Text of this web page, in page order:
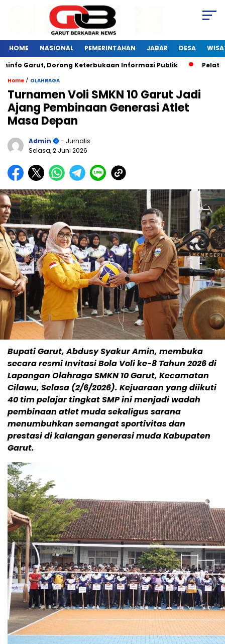
HOME NASIONAL PEMERINTAHAN JABAR DESA
Garut, Dorong Keterbukaan Informasi Publik
Pelatihan
Home / OLAHRAGA
Turnamen Voli SMKN 10 Garut Jadi
Ajang Pembinaan Generasi Atlet
Masa Depan
Admin
- Jurnalis
Selasa, 2 Juni 2026
Bupati Garut, Abdusy Syakur Amin, membuka
secara resmi Invitasi Bola Voli ke-8 Tahun 2026 di
Lapangan Olahraga SMKN 10 Garut, Kecamatan
Cilawu, Selasa (2/6/2026). Kejuaraan yang diikuti
40 tim pelajar tingkat SMP ini menjadi wadah
pembinaan atlet muda sekaligus sarana
menumbuhkan semangat sportivitas dan
prestasi di kalangan generasi muda Kabupaten
Garut.